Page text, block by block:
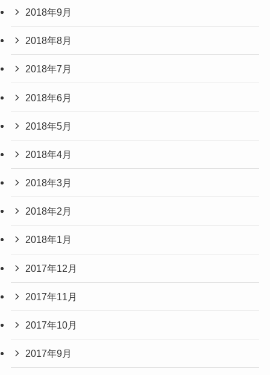
2018年9月
2018年8月
2018年7月
2018年6月
2018年5月
2018年4月
2018年3月
2018年2月
2018年1月
2017年12月
2017年11月
2017年10月
2017年9月